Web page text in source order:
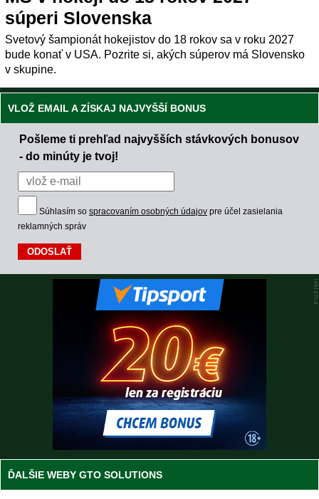
súperi Slovenska
Svetový šampionát hokejistov do 18 rokov sa v roku 2027
bude konať v USA. Pozrite si, akých súperov má Slovensko
v skupine.
VLOŽ EMAIL A ZÍSKAJ NAJVYŠŠÍ BONUS
Pošleme ti prehľad najvyšších stávkových bonusov
- do minúty je tvoj!
Súhlasím so spracovaním osobných údajov pre účel zasielania
reklamných správ
ĎALŠIE WEBY GTO SOLUTIONS